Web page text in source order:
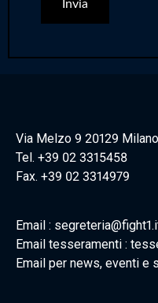
Via Melzo 9 20129
Tel. +39 02 3315458
Fax. +39 02 3314979
Email :
Email tesseramenti :
Email per news, eventi e